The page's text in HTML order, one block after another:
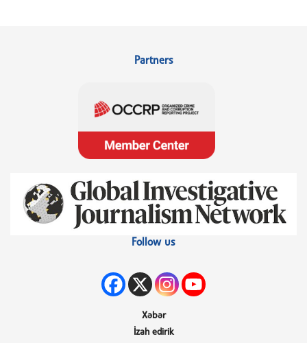
Partners
Follow us
Xəbər
İzah edirik